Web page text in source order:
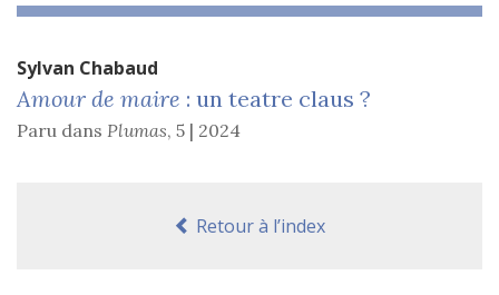
Sylvan Chabaud
Amour de maire : un teatre claus ?
Paru dans Plumas, 5 | 2024
Retour à l’index